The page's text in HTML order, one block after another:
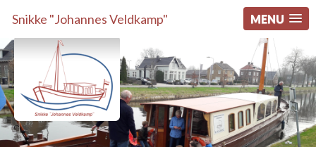
Snikke "Johannes Veldkamp" MENU